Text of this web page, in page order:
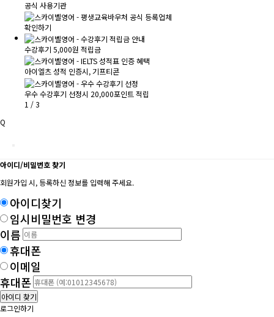
공식 사용기관
확인하기
수강후기 5,000원 적립금
아이엘츠 성적 인증시, 기프티콘
우수 수강후기 선정시 20,000포인트 적립
1 /3
Q
아이디/비밀번호 찾기
회원가입 시, 등록하신 정보를 입력해 주세요.
아이디찾기
임시비밀번호 변경
이름
휴대폰
이메일
휴대폰
아이디 찾기
로그인하기